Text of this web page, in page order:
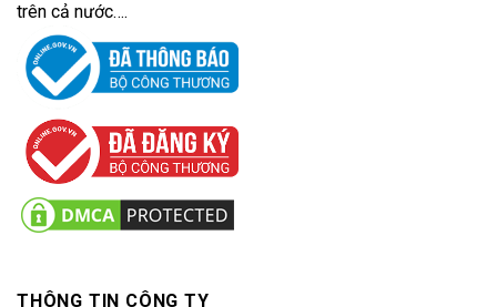
trên cả nước….
THÔNG TIN CÔNG TY